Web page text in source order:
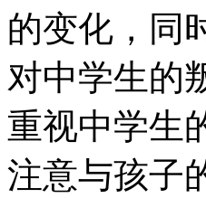
的变化，同
对中学生的
重视中学生
注意与孩子